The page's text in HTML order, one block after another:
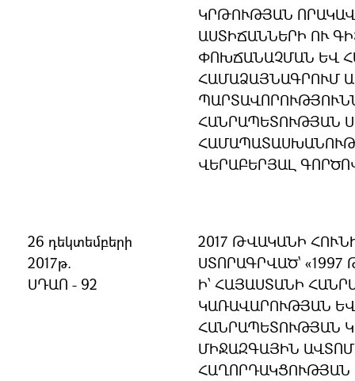
ԿՐԹՈՒԹՅԱՆ
ԱՍՏԻՃԱՆՆԵՐԻ ՈՒ
ՓՈԽՃԱՆԱՉՄԱՆ ԵՎ
ՀԱՄԱՁԱՅՆԱԳՐՈՒՄ
ՀԱՆՐԱՊԵՏՈՒԹՅԱՆ
ՎԵՐԱԲԵՐՅԱԼ
26 դեկտեմբերի
2017թ.
ՍԴԱՈ - 92
2017 ԹՎԱԿԱՆԻ
ՍՏՈՐԱԳՐՎԱԾ`
Ի՝ ՀԱՅԱՍՏԱՆԻ
ԿԱՌԱՎԱՐՈՒԹՅԱՆ
ՀԱՆՐԱՊԵՏՈՒԹՅԱՆ
ՄԻՋԱԶԳԱՅԻՆ
ՀԱՂՈՐԴԱԿՑՈՒԹՅԱՆ